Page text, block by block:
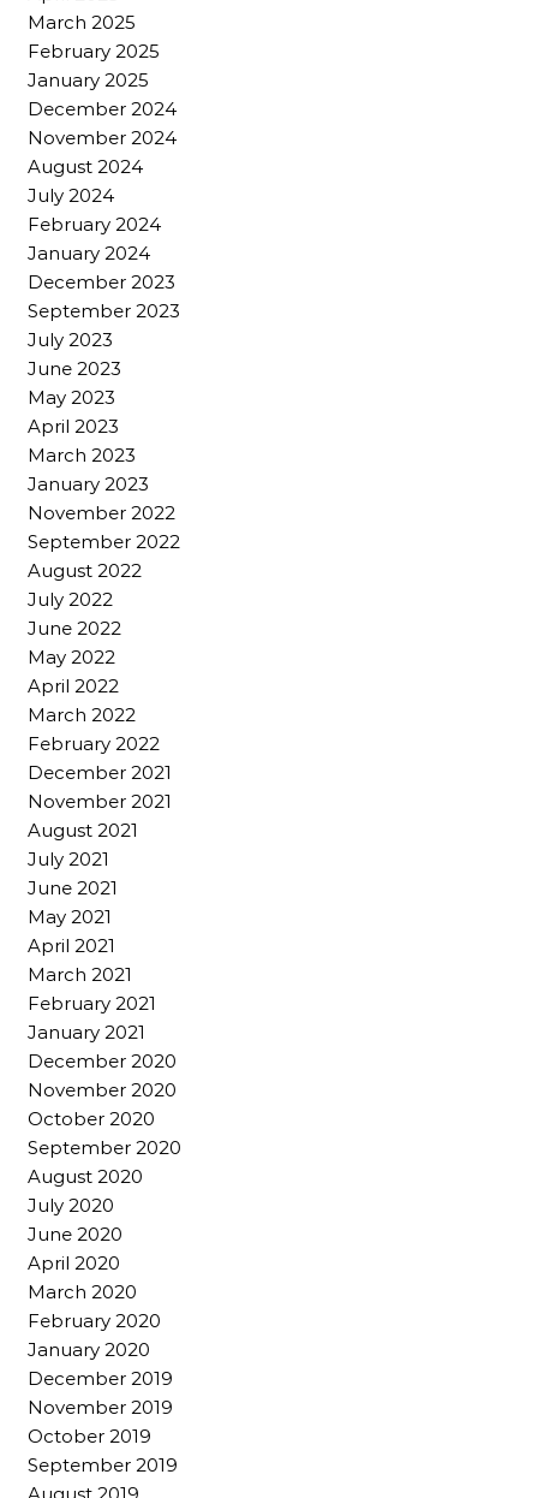
March 2025
February 2025
January 2025
December 2024
November 2024
August 2024
July 2024
February 2024
January 2024
December 2023
September 2023
July 2023
June 2023
May 2023
April 2023
March 2023
January 2023
November 2022
September 2022
August 2022
July 2022
June 2022
May 2022
April 2022
March 2022
February 2022
December 2021
November 2021
August 2021
July 2021
June 2021
May 2021
April 2021
March 2021
February 2021
January 2021
December 2020
November 2020
October 2020
September 2020
August 2020
July 2020
June 2020
April 2020
March 2020
February 2020
January 2020
December 2019
November 2019
October 2019
September 2019